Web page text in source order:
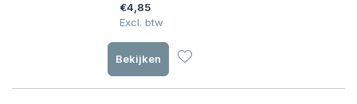
€4,85
Excl. btw
Bekijken